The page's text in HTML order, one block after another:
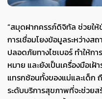
“สมุดฝากครรภ์ดิจิทัล ช่วยใ
การเชื่อมโยงข้อมูลระหว่างส
ปลอดภัยทางไซเบอร์ ทำให้ก
หมาย และยังเป็นเครื่องมือเฝ้
แทรกซ้อนทั้งของแม่และเด็ก
ระดับบริการสุขภาพที่จะช่วยส